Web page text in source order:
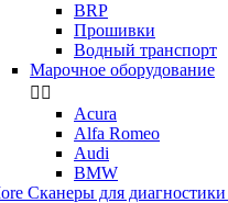
BRP
Прошивки
Водный транспорт
Марочное оборудование
 
Acura
Alfa Romeo
Audi
BMW
Сканеры для диагностики